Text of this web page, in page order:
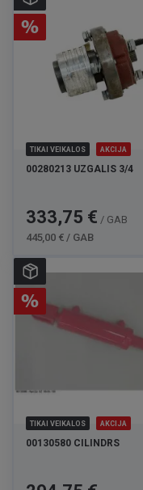
TIKAI VEIKALOS AKCIJA
00280213 UZGALIS 3/4
Cena
333,75 € / GAB
445,00 € / GAB
TIKAI VEIKALOS AKCIJA
00130580 CILINDRS
Cena